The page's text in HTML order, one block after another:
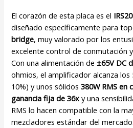
El corazón de esta placa es el
diseñado específicamente para
bridge, muy valorado por los
excelente control de conmutación
Con una alimentación de±65V DC
ohmios, el amplificador alcanza los
10%) y unos sólidos380W RMS en
ganancia fija de 36x y una
RMS lo hacen compatible con la
mezcladores estándar del mercado.